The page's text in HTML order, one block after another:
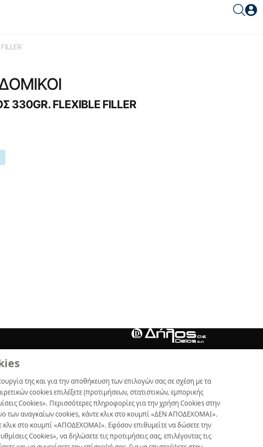
της και για την αποθήκευση των επιλογών σας σε σχέση με τα
cookies επιλέξετε (προτιμήσεων, στατιστικών, εμπορικής
Cookies». Περισσότερες πληροφορίες για την χρήση Cookies στην
των αναγκαίων cookies, κάντε κλικ στο κουμπί «ΔΕΝ ΑΠΟΔΕΧΟΜΑΙ».
κλικ στο κουμπί «ΑΠΟΔΕΧΟΜΑΙ». Εφόσον επιθυμείτε να δώσετε την
Cookies», να δηλώσετε τις προτιμήσεις σας, επιλέγοντας τις
FLEXIBLE FILLER